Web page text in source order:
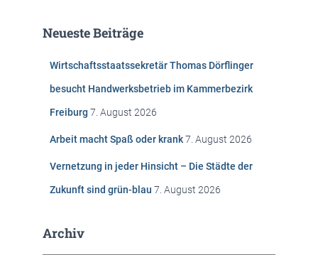
n
Neueste Beiträge
Wirtschaftsstaatssekretär Thomas Dörflinger
besucht Handwerksbetrieb im Kammerbezirk
Freiburg 7. August 2026
Arbeit macht Spaß oder krank7. August 2026
Vernetzung in jeder Hinsicht – Die Städte der
Zukunft sind grün-blau 7. August 2026
Archiv